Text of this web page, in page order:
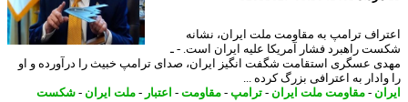
ترامپ به مقاومت ملت ایران، نشانه
راهبرد فشار آمریکا علیه ایران است. - ـ
عسگری استقامت شگفت انگیز ایران، صدای ترامپ خبیث را درآورده و او
به اعترافی بزرگ کرده ...
- مقاومت ملت ایران - ترامپ -مقاومت-اعتبار-ملت ایران - شکست